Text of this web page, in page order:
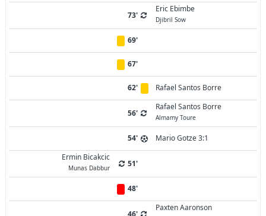
73'
Eric Ebimbe
Djibril Sow
69'
67'
62' Rafael Santos Borre
56'
Rafael Santos Borre
Almamy Toure
54'
Mario Gotze 3:1
Ermin Bicakcic
Munas Dabbur 51'
48'
46'
Paxten Aaronson